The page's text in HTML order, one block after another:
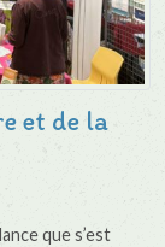
et de la
que s’est